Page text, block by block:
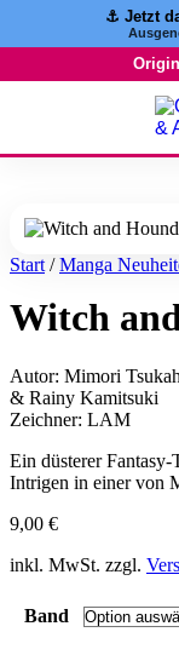
⚓️ Jetzt
Start /Manga
Witch
Autor: Mimori
& Rainy Kamitsuki
Zeichner: LAM
Ein düsterer
Intrigen in einer von
9,00 €
inkl. MwSt. zzgl.
Band